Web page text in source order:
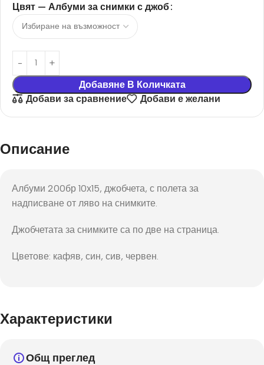
Цвят — Албуми за снимки с джоб
Добавяне В Количката
Добави за сравнение
Добави е желани
Описание
Албуми 200бр 10х15, джобчета, с полета за
надписване от ляво на снимките.
Джобчетата за снимките са по две на страница.
Цветове: кафяв, син, сив, червен.
Характеристики
Общ преглед